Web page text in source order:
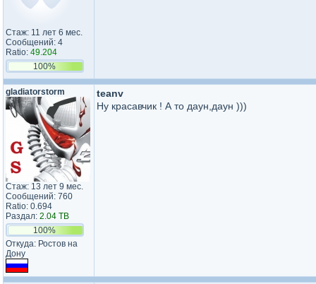
Стаж: 11 лет 6 мес.
Сообщений: 4
Ratio: 49.204
100%
gladiatorstorm
Стаж: 13 лет 9 мес.
Сообщений: 760
Ratio: 0.694
Раздал: 2.04 TB
100%
Откуда: Ростов на
Дону
teanv
Ну красавчик ! А то даун,даун )))